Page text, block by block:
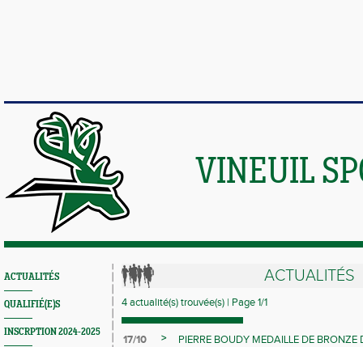
VINEUIL
ACTUALITÉS
QUALIFIÉ(E)S
INSCRPTION 2024-2025
ACTUALITÉS
4 actualité(s) trouvée(s) | Page 1/1
17/10 >
PIERRE BOUDY MEDAILLE DE